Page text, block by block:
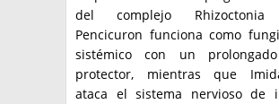
del complejo Rhizoctonia
Pencicuron funciona como
sistémico con un
protector, mientras que
ataca el sistema nervioso de